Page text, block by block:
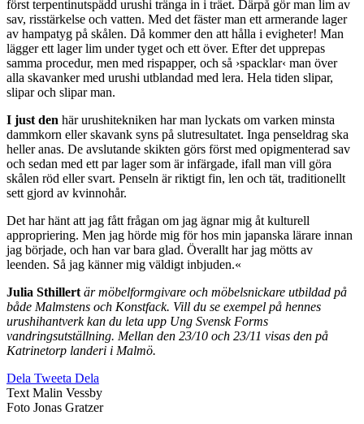
först terpentinutspädd urushi tränga in i träet. Därpå gör man lim av
sav, risstärkelse och vatten. Med det fäster man ett armerande lager
av hampatyg på skålen. Då kommer den att hålla i evigheter! Man
lägger ett lager lim under tyget och ett över. Efter det upprepas
samma procedur, men med rispapper, och så ›spacklar‹ man över
alla skavanker med urushi utblandad med lera. Hela tiden slipar,
slipar och slipar man.
I just den här urushitekniken har man lyckats om varken minsta
dammkorn eller skavank syns på slutresultatet. Inga penseldrag ska
heller anas. De avslutande skikten görs först med opigmenterad sav
och sedan med ett par lager som är infärgade, ifall man vill göra
skålen röd eller svart. Penseln är riktigt fin, len och tät, traditionellt
sett gjord av kvinnohår.
Det har hänt att jag fått frågan om jag ägnar mig åt kulturell
appropriering. Men jag hörde mig för hos min japanska lärare innan
jag började, och han var bara glad. Överallt har jag mötts av
leenden. Så jag känner mig väldigt inbjuden.«
Julia Sthillertär möbelformgivare och möbelsnickare utbildad på
både Malmstens och Konstfack. Vill du se exempel på hennes
urushihantverk kan du leta upp Ung Svensk Forms
vandringsutställning. Mellan den 23/10 och 23/11 visas den på
Katrinetorp landeri i Malmö.
Dela Tweeta Dela
TextMalin Vessby
Foto Jonas Gratzer